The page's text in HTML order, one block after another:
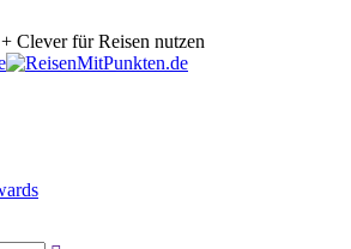
Clever für Reisen nutzen